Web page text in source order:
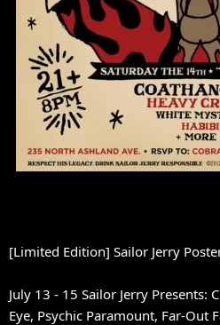
[Limited Edition] Sailor Jerry
July 13 - 15 Sailor Jerry Presents:
Eye, Psychic Paramount, Far-Out